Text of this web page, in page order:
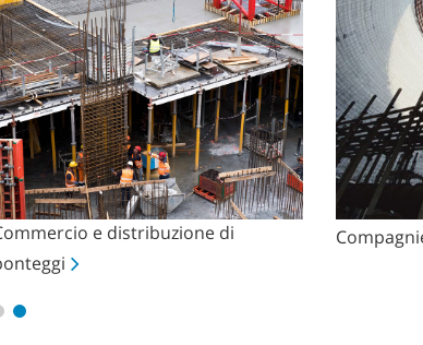
e distribuzione di